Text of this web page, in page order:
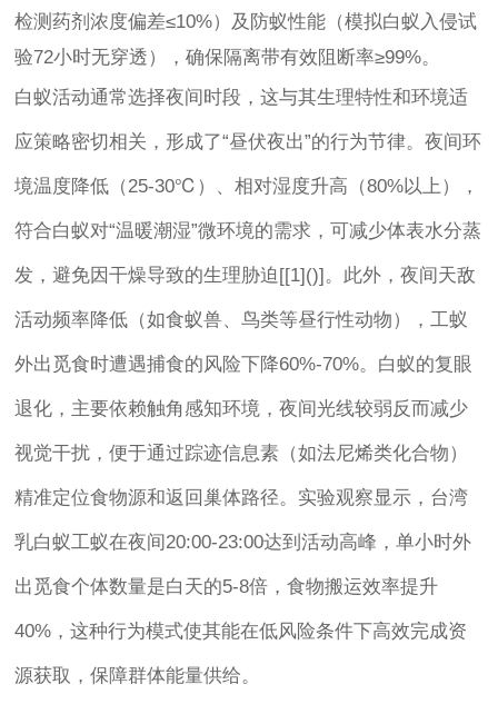
检测药剂浓度偏差≤10%）及防蚁性能（模拟白蚁入侵试
验72小时无穿透），确保隔离带有效阻断率≥99%。
白蚁活动通常选择夜间时段，这与其生理特性和环境适
应策略密切相关，形成了“昼伏夜出”的行为节律。夜间环
境温度降低（25-30℃）、相对湿度升高（80%以上），
符合白蚁对“温暖潮湿”微环境的需求，可减少体表水分蒸
发，避免因干燥导致的生理胁迫[[1]()]。此外，夜间天敌
活动频率降低（如食蚁兽、鸟类等昼行性动物），工蚁
外出觅食时遭遇捕食的风险下降60%-70%。白蚁的复眼
退化，主要依赖触角感知环境，夜间光线较弱反而减少
视觉干扰，便于通过踪迹信息素（如法尼烯类化合物）
精准定位食物源和返回巢体路径。实验观察显示，台湾
乳白蚁工蚁在夜间20:00-23:00达到活动高峰，单小时外
出觅食个体数量是白天的5-8倍，食物搬运效率提升
40%，这种行为模式使其能在低风险条件下高效完成资
源获取，保障群体能量供给。